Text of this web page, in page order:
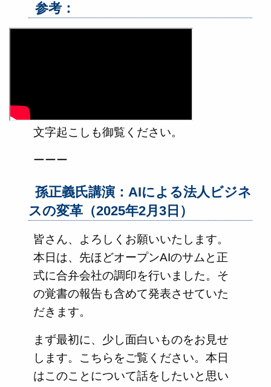
参考：
文字起こしも御覧ください。
ーーー
孫正義氏講演：AIによる法人ビジネ
スの変革（2025年2月3日）
皆さん、よろしくお願いいたします。
本日は、先ほどオープンAIのサムと正
式に合弁会社の調印を行いました。そ
の覚書の報告も含めて発表させていた
だきます。
まず最初に、少し面白いものをお見せ
します。こちらをご覧ください。本日
はこのことについて話をしたいと思い